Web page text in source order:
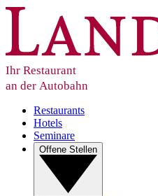
Ihr Restaurant
an der Autobahn
Restaurants
Hotels
Seminare
Offene Stellen